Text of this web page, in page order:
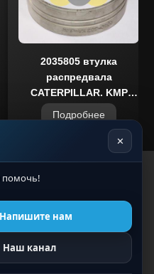
Благодаря наличию
логистике, вы
и возможность
Выбирая роликовый
вы получаете
продления
спецтехники.
2035805 втулка
распредвала
CATERPILLAR, KMP
Подробнее
ул.
✕
помочь!
нам
Наш канал